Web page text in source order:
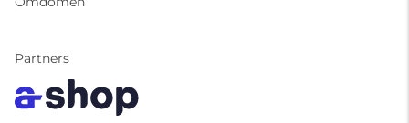
Partners